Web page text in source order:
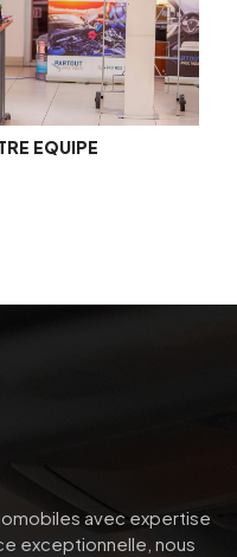
EQUIPE
avec expertise
exceptionnelle, nous